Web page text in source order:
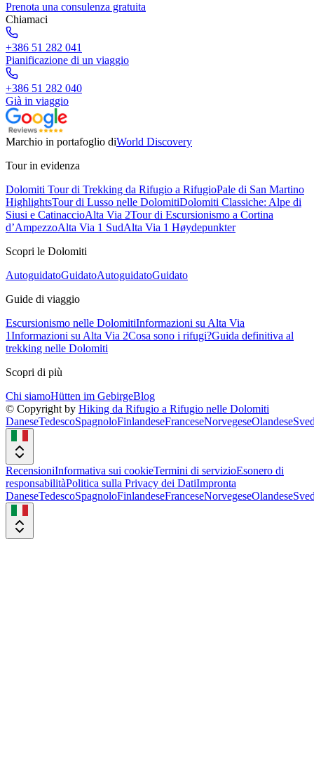
Prenota una consulenza gratuita
Chiamaci
+386 51 282 041
Pianificazione di un viaggio
+386 51 282 040
Già in viaggio
Marchio in portafoglio diWorld Discovery
Tour in evidenza
Dolomiti Tour di Trekking da Rifugio a RifugioPale di San Martino
HighlightsTour di Lusso nelle DolomitiDolomiti Classiche: Alpe di
Siusi e CatinaccioAlta Via 2Tour di Escursionismo a Cortina
d’AmpezzoAlta Via 1 SudAlta Via 1 Høydepunkter
Scopri le Dolomiti
AutoguidatoGuidatoAutoguidatoGuidato
Guide di viaggio
Escursionismo nelle DolomitiInformazioni su Alta Via
1Informazioni su Alta Via 2Cosa sono i rifugi?Guida definitiva al
trekking nelle Dolomiti
Scopri di più
Chi siamoHütten im GebirgeBlog
© Copyright by Hiking da Rifugio a Rifugio nelle Dolomiti
DaneseTedescoSpagnoloFinlandeseFranceseNorvegeseOlandese
RecensioniInformativa sui cookieTermini di servizioEsonero di
responsabilitàPolitica sulla Privacy dei DatiImpronta
DaneseTedescoSpagnoloFinlandeseFranceseNorvegeseOlandese